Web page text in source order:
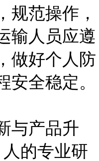
规范操作，
输人员应遵
做好个人防
安全稳定。
与产品升
的专业研